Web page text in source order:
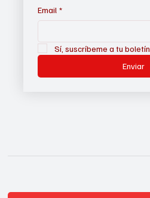
Email *
Sí, suscríbeme a tu boletín.
Enviar